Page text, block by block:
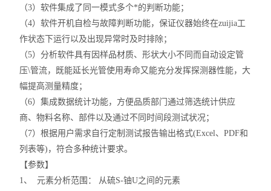
（3）软件集成了同一模式多个*的判断功能；
（4）软件开机自检与故障判断功能，保证仪器始终在zuijia工
作状态下运行以及出现异常时及时排除；
（5）分析软件具有因样品材质、形状大小不同而自动设定管
压\管流，既能延长光管使用寿命又能充分发挥探测器性能，大
幅提高测量精度；
（6）集成数据统计功能，方便品质部门通过筛选统计供应
商、物料名称、部件以及通过不同时间段测试状况；
（7）根据用户需求自行定制测试报告输出格式(Excel、PDF和
列表等)，符合多种统计要求。
【参数】
1、 元素分析范围： 从硫S-铀U之间的元素